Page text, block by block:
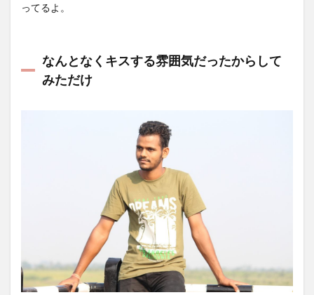
ってるよ。
なんとなくキスする雰囲気だったからして
みただけ